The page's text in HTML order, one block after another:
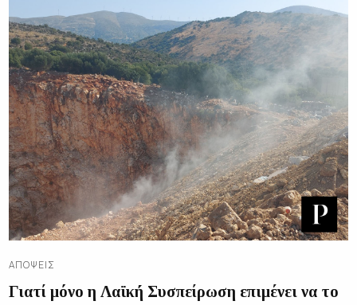
ΑΠΌΨΕΙΣ
Γιατί μόνο η Λαϊκή Συσπείρωση επιμένει να το